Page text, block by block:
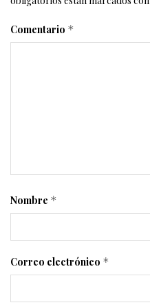
Comentario *
Nombre *
Correo electrónico *